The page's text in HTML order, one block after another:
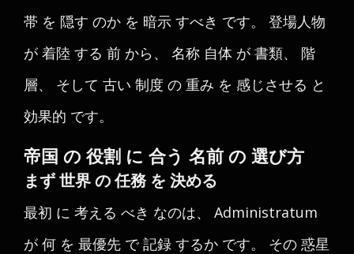
帯 を 隠す のか を 暗示 すべき です。 登場人物
が 着陸 する 前 から、 名称 自体 が 書類、 階
層、 そして 古い 制度 の 重み を 感じさせる と
効果的 です。
帝国 の 役割 に 合う 名前 の 選び方
まず 世界 の 任務 を 決める
最初 に 考える べき なのは、 Administratum
が 何 を 最優先 で 記録 するか です。 その 惑星